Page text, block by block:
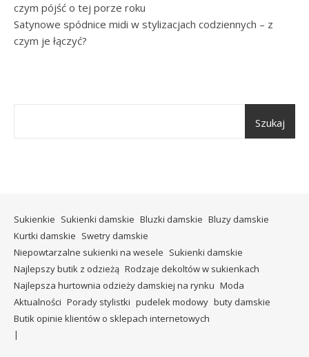
czym pójść o tej porze roku
Satynowe spódnice midi w stylizacjach codziennych – z
czym je łączyć?
Szukaj
Sukienkie Sukienki damskie Bluzki damskie Bluzy damskie
Kurtki damskie Swetry damskie
Niepowtarzalne sukienki na wesele Sukienki damskie
Najlepszy butik z odzieżą Rodzaje dekoltów w sukienkach
Najlepsza hurtownia odzieży damskiej na rynku Moda
Aktualności Porady stylistki pudelek modowy buty damskie
Butik opinie klientów o sklepach internetowych